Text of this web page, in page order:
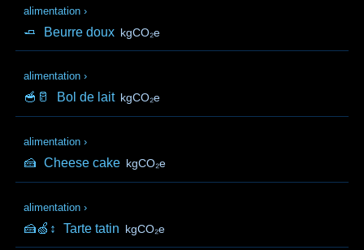
alimentation ›
🧈 Beurre doux kgCO₂e
alimentation ›
🥣🥛 Bol de lait kgCO₂e
alimentation ›
🍰 Cheese cake kgCO₂e
alimentation ›
🍰🍏↕️ Tarte tatin kgCO₂e